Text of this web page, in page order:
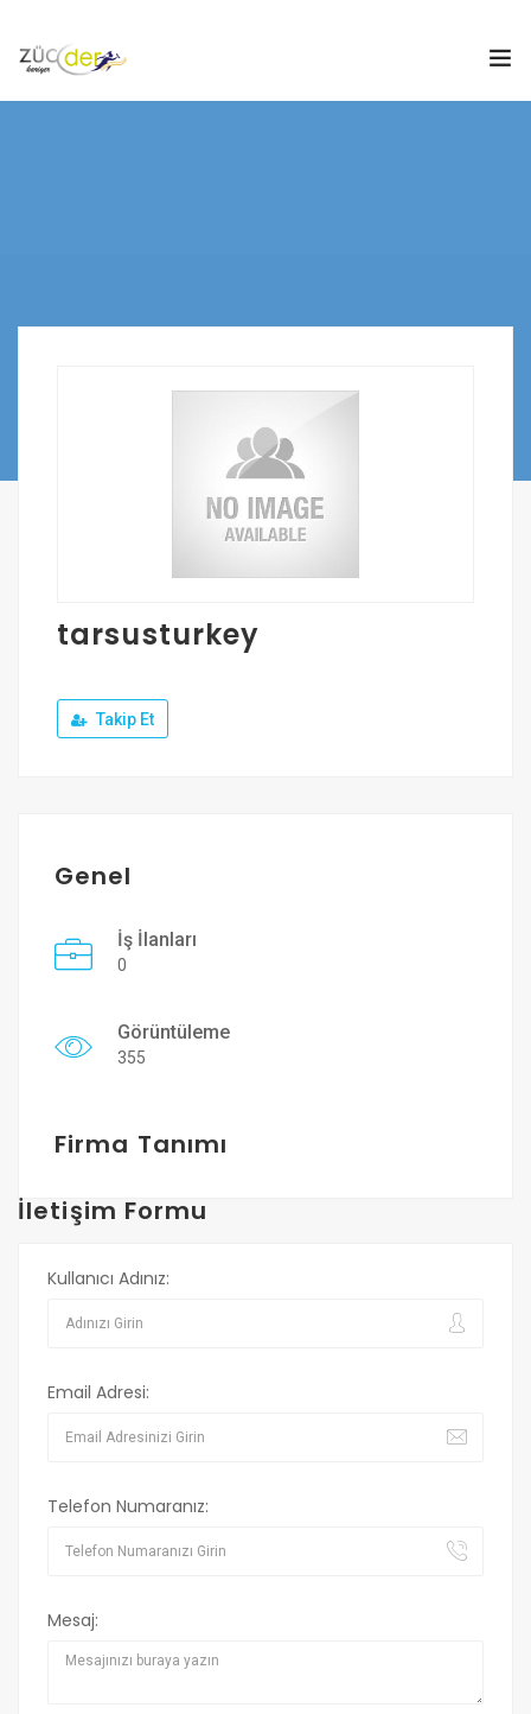
Giriş Yap
tarsusturkey
Takip Et
Genel
İş İlanları
0
Görüntüleme
355
Firma Tanımı
İletişim Formu
Kullanıcı Adınız:
Email Adresi:
Telefon Numaranız:
Mesaj: